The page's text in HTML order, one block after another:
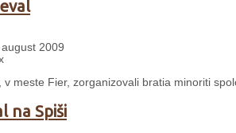
2009
meste Fier, zorganizovali bratia minoriti
na Spiši